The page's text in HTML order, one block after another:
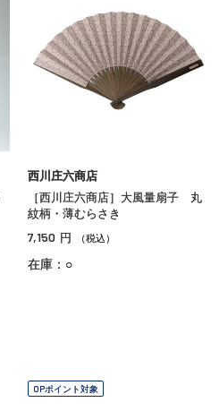
西川庄六商店
［西川庄六商店］大風量扇子 丸
紋柄・薄むらさき
7,150 円 （税込）
在庫：○
OPポイント対象